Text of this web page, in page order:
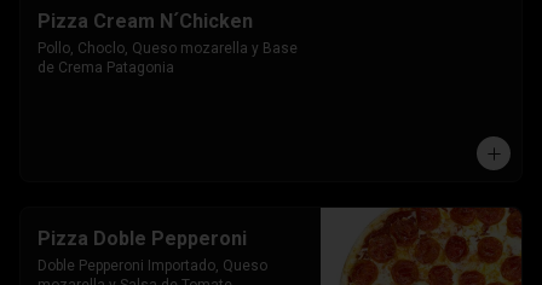
Pizza Cream N´Chicken
Pollo, Choclo, Queso mozarella y Base
de Crema Patagonia
Pizza Doble Pepperoni
Doble Pepperoni Importado, Queso